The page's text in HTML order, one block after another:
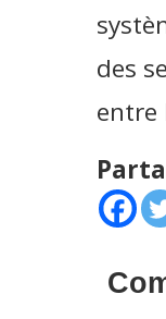
des
entre